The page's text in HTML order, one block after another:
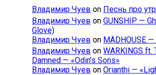
Владимир Чуев on Песнь про
Владимир Чуев on GUNSHIP —
Glove)
Владимир Чуев on MÄDHOUSE
Владимир Чуев on WARKINGS ft.
Damned — «Odin’s Sons»
Владимир Чуев on Orianthi —